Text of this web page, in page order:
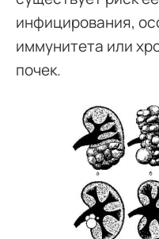
инфицирования,
иммунитета или
почек.